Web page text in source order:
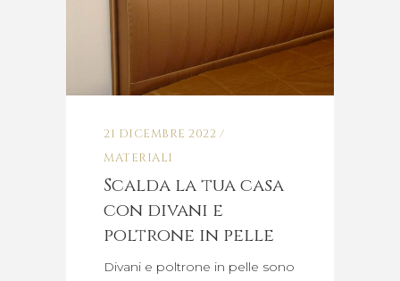
21 DICEMBRE 2022
MATERIALI
Scalda la tua casa
con divani e
poltrone in pelle
Divani e poltrone in pelle sono